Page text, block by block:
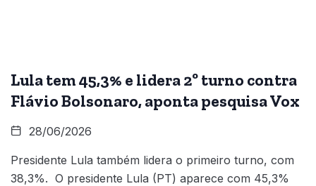
Lula tem 45,3% e lidera 2º turno contra
Flávio Bolsonaro, aponta pesquisa Vox
28/06/2026
Presidente Lula também lidera o primeiro turno, com
38,3%. O presidente Lula (PT) aparece com 45,3%